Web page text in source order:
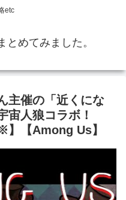
etc
とめてみました。
主催の「近くにな
宙人狼コラボ！
】【Among Us】